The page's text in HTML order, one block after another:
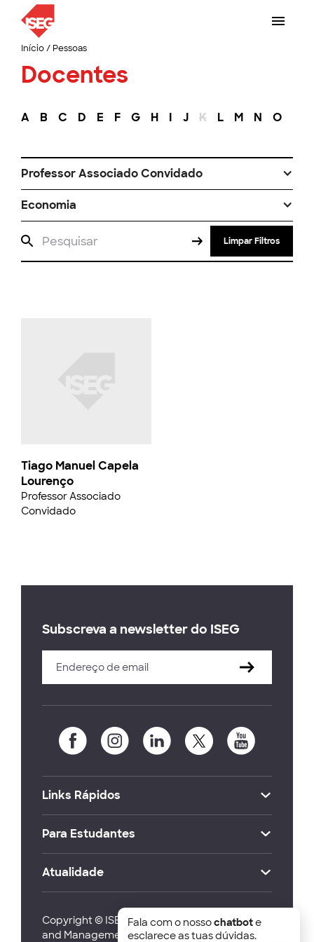
Início/ Pessoas
Docentes
A B C D E F G H I J K L M N O
Professor Associado Convidado
Economia
Limpar Filtros
Tiago Manuel Capela
Lourenço
Professor Associado
Convidado
Subscreva a newsletter do ISEG
Links Rápidos
Para Estudantes
Atualidade
Copyright © ISEG Lisbon School of Economics
and Management 2026
Fala com o nossochatbote
esclarece as tuas dúvidas.